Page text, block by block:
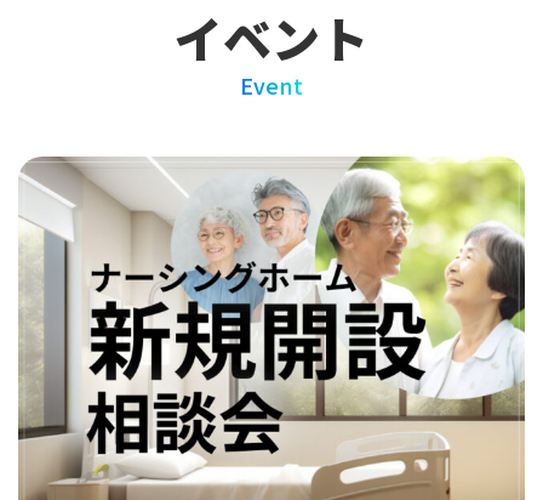
イベント
Event